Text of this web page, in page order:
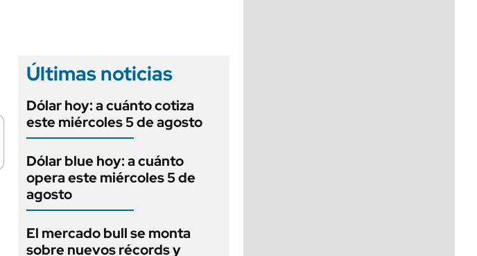
Últimas noticias
Dólar hoy: a cuánto cotiza
este miércoles 5 de agosto
Dólar blue hoy: a cuánto
opera este miércoles 5 de
agosto
El mercado bull se monta
sobre nuevos récords y